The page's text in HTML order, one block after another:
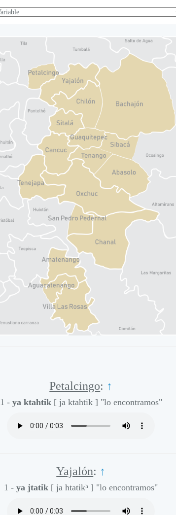
Alisto
Alisto
Alisto
Alisto
Alisto
Petalcingo: ↑
1 - ya ktahtik [ ja ktahtik ] "lo encontramos"
Yajalón: ↑
1 -ya jtatik [ ja htatikʰ ] "lo encontramos"